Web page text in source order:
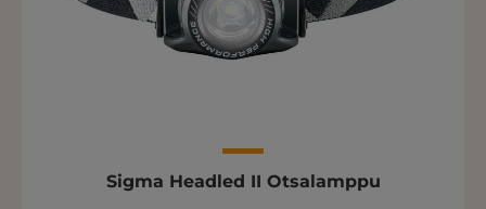
Sigma Headled II Otsalamppu